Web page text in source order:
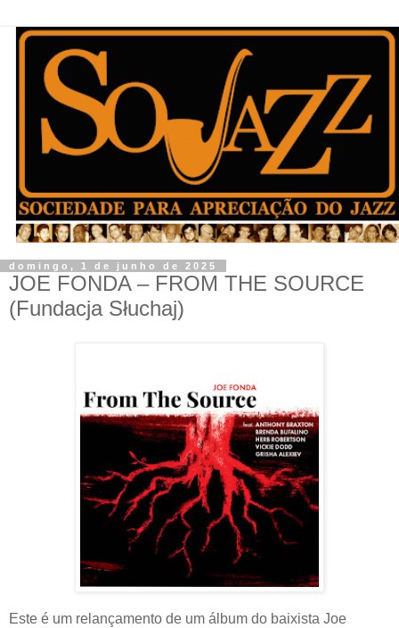
domingo, 1 de junho de 2025
JOE FONDA – FROM THE SOURCE
(Fundacja Słuchaj)
Este é um relançamento de um álbum do baixista Joe